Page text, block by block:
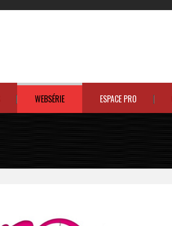
WEBSÉRIE ESPACE PRO